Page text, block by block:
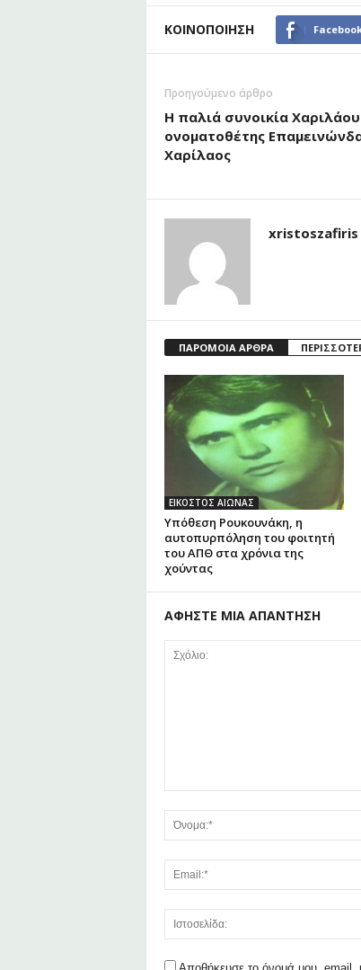
ΚΟΙΝΟΠΟΙΗΣΗ
Προηγούμενο άρθρο
Η παλιά συνοικία Χαριλάου
ονοματοθέτης
Χαρίλαος
xristoszafiris
ΠΑΡΟΜΟΙΑ ΑΡΘΡΑ
ΕΙΚΟΣΤΟΣ ΑΙΩΝΑΣ
Υπόθεση Ρουκουνάκη, η
αυτοπυρπόληση του φοιτητή
του ΑΠΘ στα χρόνια της
χούντας
ΑΦΗΣΤΕ ΜΙΑ ΑΠΑΝΤΗΣΗ